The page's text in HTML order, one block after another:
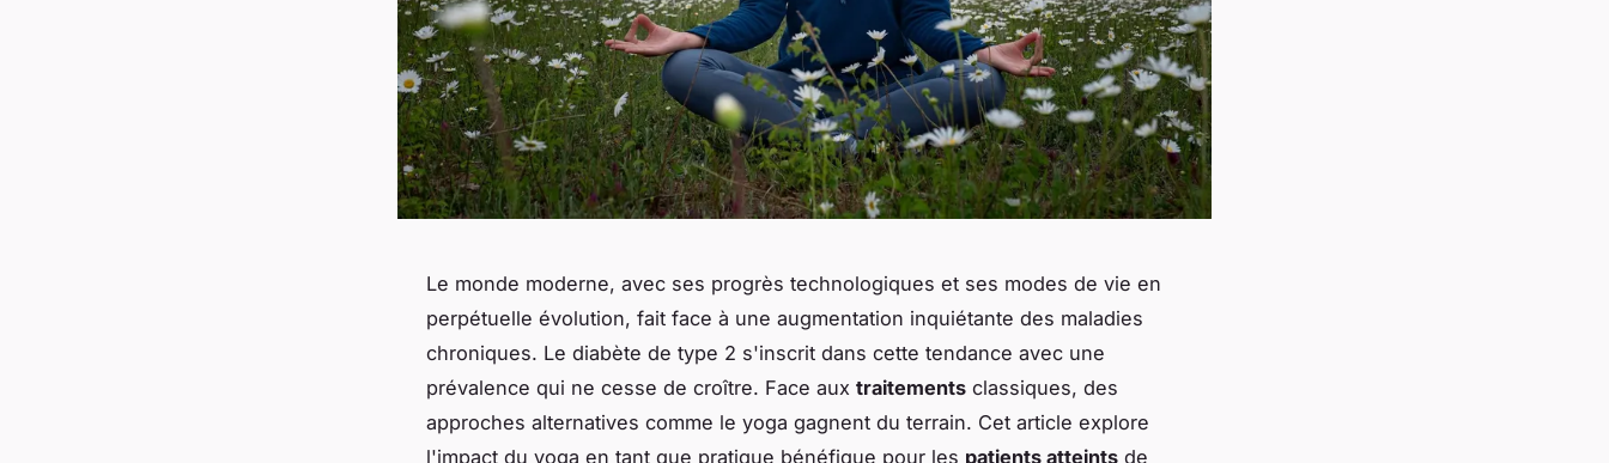
Le monde moderne, avec ses progrès technologiques et ses modes de vie en
perpétuelle évolution, fait face à une augmentation inquiétante des maladies
chroniques. Le diabète de type 2 s'inscrit dans cette tendance avec une
prévalence qui ne cesse de croître. Face aux traitements classiques, des
approches alternatives comme le yoga gagnent du terrain. Cet article explore
l'impact du yoga en tant que pratique bénéfique pour les patients atteints de